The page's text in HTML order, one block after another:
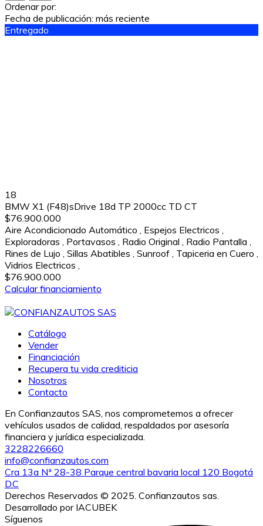
Ordenar por:
Fecha de publicación: más reciente
Entregado
18
BMW X1 (F48)sDrive 18d TP 2000cc TD CT
$76.900.000
Aire Acondicionado Automático , Espejos Electricos ,
Exploradoras , Portavasos , Radio Original , Radio Pantalla ,
Rines de Lujo , Sillas Abatibles , Sunroof , Tapiceria en Cuero ,
Vidrios Electricos ,
$76.900.000
Calcular financiamiento
Catálogo
Vender
Financiación
Recupera tu vida crediticia
Nosotros
Contacto
En Confianzautos SAS, nos comprometemos a ofrecer
vehículos usados de calidad, respaldados por asesoría
financiera y jurídica especializada.
3228226660
info@confianzautos.com
Cra 13a Nª 28-38 Parque central bavaria local 120 Bogotá
D.C
Derechos Reservados © 2025. Confianzautos sas.
Desarrollado por IACUBEK
Síguenos